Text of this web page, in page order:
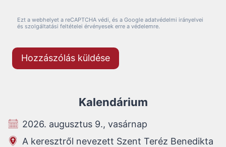
Ezt a webhelyet a reCAPTCHA védi, és a Google adatvédelmi irányelvei
és szolgáltatási feltételei érvényesek erre a védelemre.
Kalendárium
2026. augusztus 9., vasárnap
A keresztről nevezett Szent Teréz Benedikta